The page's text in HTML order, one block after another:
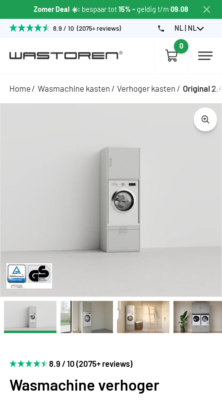
Zomer Deal ☀️: bespaar tot15% -geldig t/m 09.08
8.9 / 10 (2075+ reviews) NL | NL
0
Home Wasmachine kasten Verhoger kasten Original
8.9 / 10 (2075+ reviews)
Wasmachine verhoger